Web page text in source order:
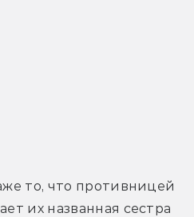
то, что противницей
их названная сестра